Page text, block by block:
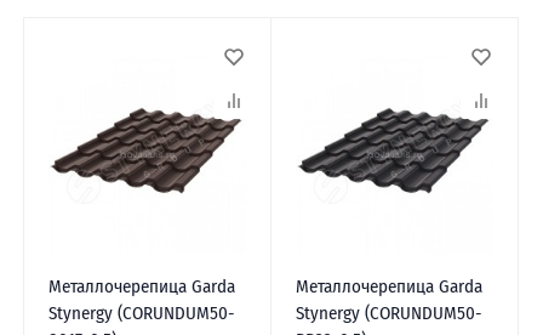
Металлочерепица Garda
Stynergy (CORUNDUM50-
Металлочерепица Garda
Stynergy (CORUNDUM50-